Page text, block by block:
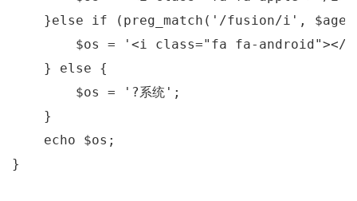
    }
else if (preg_match( '/fusion/i' ,
        $os =
'<i class="fa fa-android"></
    }
else {
        $os =
'?系统' ;
    }
echo $os;
}